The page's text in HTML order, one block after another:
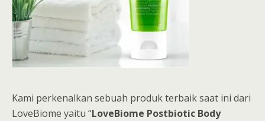
Kami perkenalkan sebuah produk terbaik saat ini dari
LoveBiome yaitu “LoveBiome Postbiotic Body